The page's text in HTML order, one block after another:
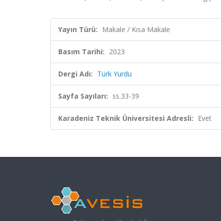
Yayın Türü: Makale / Kısa Makale
Basım Tarihi: 2023
Dergi Adı: Türk Yurdu
Sayfa Sayıları: ss.33-39
Karadeniz Teknik Üniversitesi Adresli: Evet